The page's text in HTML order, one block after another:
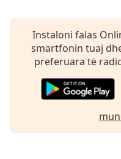
and
window.
Opacity
Instaloni falas
smartfonin tuaj
preferuara të